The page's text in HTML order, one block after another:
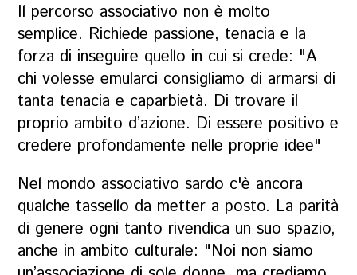
Il percorso associativo non è molto
semplice. Richiede passione, tenacia e la
forza di inseguire quello in cui si crede: "A
chi volesse emularci consigliamo di armarsi di
tanta tenacia e caparbietà. Di trovare il
proprio ambito d’azione. Di essere positivo e
credere profondamente nelle proprie idee"
Nel mondo associativo sardo c'è ancora
qualche tassello da metter a posto. La parità
di genere ogni tanto rivendica un suo spazio,
anche in ambito culturale: "Noi non siamo